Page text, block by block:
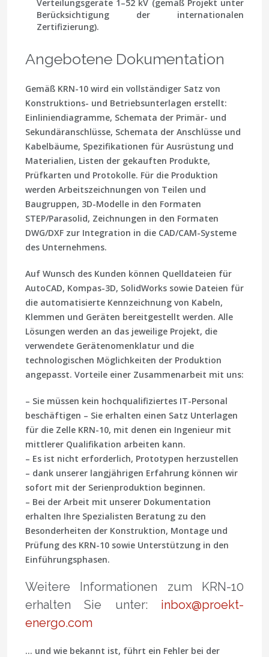
Verteilungsgeräte 1–52 kV (gemäß Projekt unter
Berücksichtigung der internationalen
Zertifizierung).
Angebotene Dokumentation
Gemäß KRN-10 wird ein vollständiger Satz von
Konstruktions- und Betriebsunterlagen erstellt:
Einliniendiagramme, Schemata der Primär- und
Sekundäranschlüsse, Schemata der Anschlüsse und
Kabelbäume, Spezifikationen für Ausrüstung und
Materialien, Listen der gekauften Produkte,
Prüfkarten und Protokolle. Für die Produktion
werden Arbeitszeichnungen von Teilen und
Baugruppen, 3D-Modelle in den Formaten
STEP/Parasolid, Zeichnungen in den Formaten
DWG/DXF zur Integration in die CAD/CAM-Systeme
des Unternehmens.
Auf Wunsch des Kunden können Quelldateien für
AutoCAD, Kompas-3D, SolidWorks sowie Dateien für
die automatisierte Kennzeichnung von Kabeln,
Klemmen und Geräten bereitgestellt werden. Alle
Lösungen werden an das jeweilige Projekt, die
verwendete Gerätenomenklatur und die
technologischen Möglichkeiten der Produktion
angepasst. Vorteile einer Zusammenarbeit mit uns:
– Sie müssen kein hochqualifiziertes IT-Personal
beschäftigen – Sie erhalten einen Satz Unterlagen
für die Zelle KRN-10, mit denen ein Ingenieur mit
mittlerer Qualifikation arbeiten kann.
– Es ist nicht erforderlich, Prototypen herzustellen
– dank unserer langjährigen Erfahrung können wir
sofort mit der Serienproduktion beginnen.
– Bei der Arbeit mit unserer Dokumentation
erhalten Ihre Spezialisten Beratung zu den
Besonderheiten der Konstruktion, Montage und
Prüfung des KRN-10 sowie Unterstützung in den
Einführungsphasen.
Weitere Informationen zum KRN-10
erhalten Sie unter: inbox@proekt-
energo.com
... und wie bekannt ist, führt ein Fehler bei der